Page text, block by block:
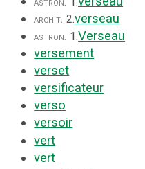
archit. 2.verseau
astron. 1.Verseau
versement
verset
versificateur
verso
versoir
vert
vert